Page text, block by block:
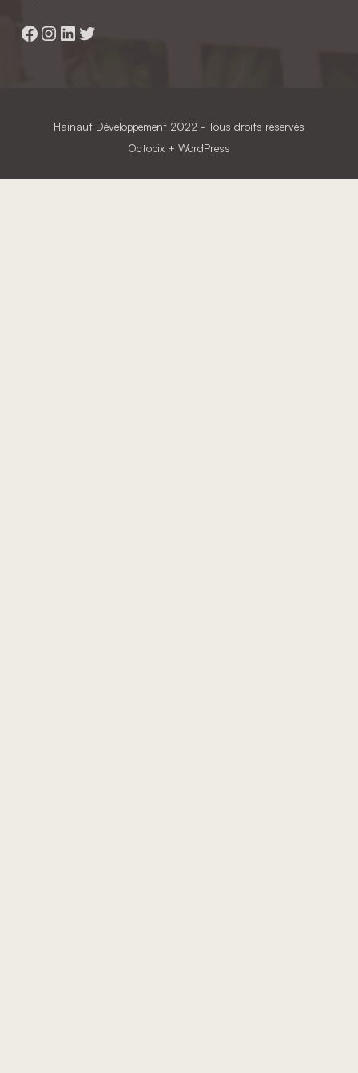
Facebook
Instagram
LinkedIn
Twitter
Hainaut Développement 2022 - Tous droits réservés
Octopix + WordPress